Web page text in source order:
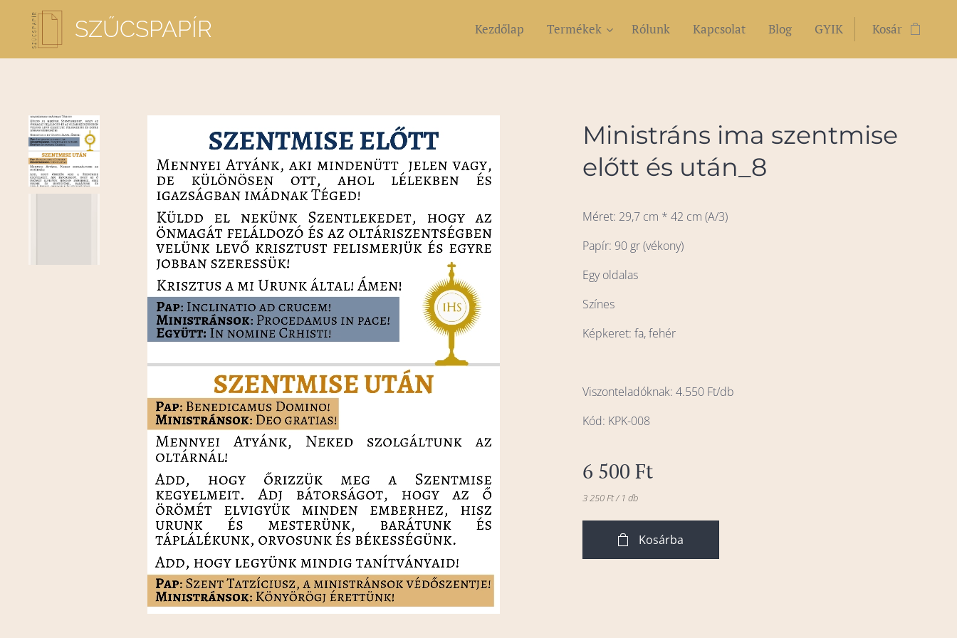
SZŰCSPAPÍR Kezdőlap Termékek Rólunk Kapcsolat Blog GYIK Kosár
Ministráns ima szentmise
előtt és után_8
Méret: 29,7 cm * 42 cm (A/3)
Papír: 90 gr (vékony)
Egy oldalas
Színes
Képkeret: fa, fehér
Viszonteladóknak: 4.550 Ft/db
Kód: KPK-008
6 500 Ft
3 250 Ft / 1 db
Kosárba